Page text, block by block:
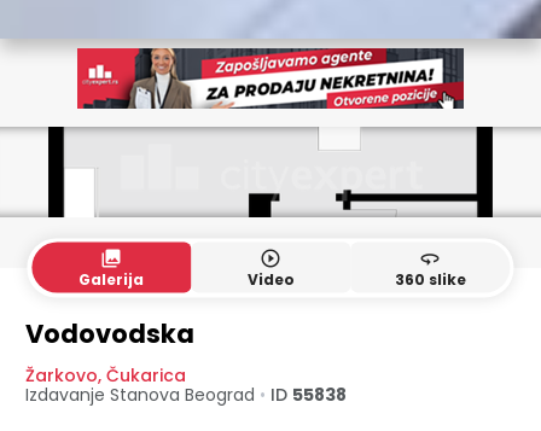
collections
Galerija
play_circle_outline
Video
360
360 slike
Vodovodska
Žarkovo, Čukarica
Izdavanje Stanova Beograd • ID 55838